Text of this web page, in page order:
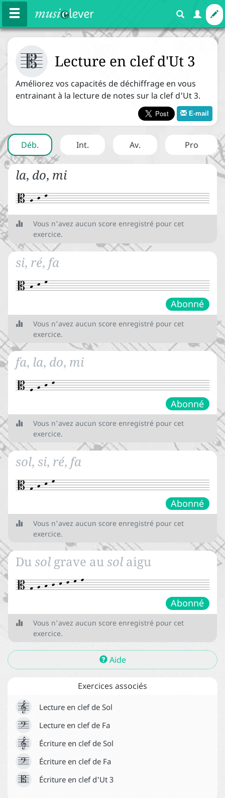
Cours Exercices
Harmonie
Expressions
Les bases

 Le nom des notes
 La portée
 Les clefs de lecture
Les altérations


 Les altérations accidentelles


L'armure et les altérations
constitutives
Les intervalles


½
Les tons et les demi-tons

 Les intervalles


 La qualification des intervalles

 Le renversement des intervalles
Contact
À propos
S'inscrire

 Lecture en clef d'Ut 3
Améliorez vos capacités de déchiffrage en vous
entrainant à la lecture de notes sur la clef d'Ut 3.
E-mail
Déb. Int. Av. Pro
la, do, mi
Vous n'avez aucun score enregistré pour cet
exercice.
si, ré, fa
Abonné
Vous n'avez aucun score enregistré pour cet
exercice.
fa, la, do, mi
Abonné
Vous n'avez aucun score enregistré pour cet
exercice.
sol, si, ré, fa
Abonné
Vous n'avez aucun score enregistré pour cet
exercice.
Dusol grave ausol aigu
Abonné
Vous n'avez aucun score enregistré pour cet
exercice.
Aide
Exercices associés

 Lecture en clef de Sol

 Lecture en clef de Fa

 Écriture en clef de Sol

 Écriture en clef de Fa

 Écriture en clef d'Ut 3